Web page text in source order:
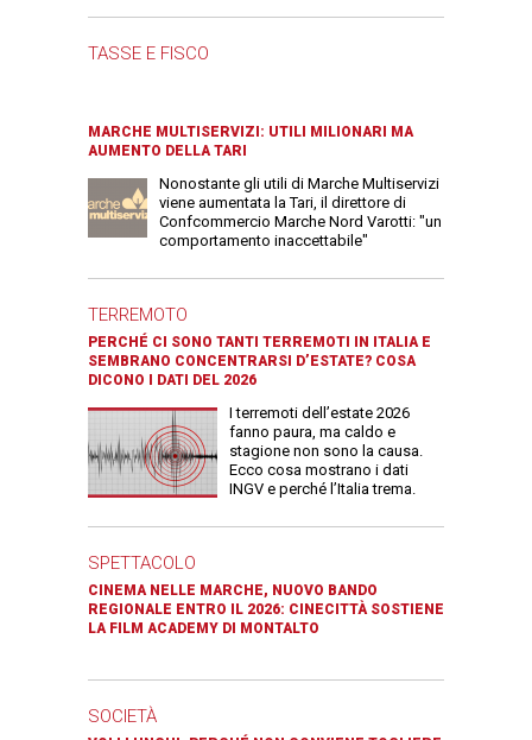
TASSE E FISCO
MARCHE MULTISERVIZI: UTILI MILIONARI MA
AUMENTO DELLA TARI
Nonostante gli utili di Marche Multiservizi
viene aumentata la Tari, il direttore di
Confcommercio Marche Nord Varotti: "un
comportamento inaccettabile"
TERREMOTO
PERCHÉ CI SONO TANTI TERREMOTI IN ITALIA E
SEMBRANO CONCENTRARSI D’ESTATE? COSA
DICONO I DATI DEL 2026
I terremoti dell’estate 2026
fanno paura, ma caldo e
stagione non sono la causa.
Ecco cosa mostrano i dati
INGV e perché l’Italia trema.
SPETTACOLO
CINEMA NELLE MARCHE, NUOVO BANDO
REGIONALE ENTRO IL 2026: CINECITTÀ SOSTIENE
LA FILM ACADEMY DI MONTALTO
SOCIETÀ